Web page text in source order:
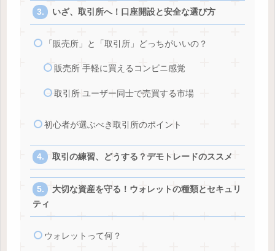
いざ、取引所へ！口座開設と安全な選び方
「販売所」と「取引所」どっちがいいの？
販売所 手軽に買えるコンビニ感覚
取引所 ユーザー同士で売買する市場
初心者が選ぶべき取引所のポイント
取引の練習、どうする？デモトレードのススメ
大切な資産を守る！ウォレットの種類とセキュリ
ティ
ウォレットって何？